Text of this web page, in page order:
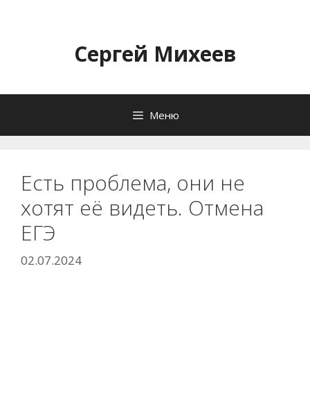
содержимомуСергей Михеев
Меню
Есть проблема, они не
хотят её видеть. Отмена
ЕГЭ
02.07.2024